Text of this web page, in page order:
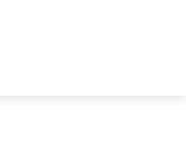
veri kurtarma ve
sağlar.
Dosya, NAS vb.